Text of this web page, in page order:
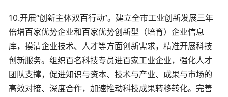
10.开展“创新主体双百行动”。建立全市工业创新发展三年
倍增百家优势企业和百家优势创新型（培育）企业信息
库，摸清企业技术、人才等方面创新需求，精准开展科技
创新服务。组织百名科技专员进百家工业企业，强化人才
团队支撑，促进知识与资本、技术与产业、成果与市场的
高效对接、深度合作，加速推动科技成果转移转化。完善